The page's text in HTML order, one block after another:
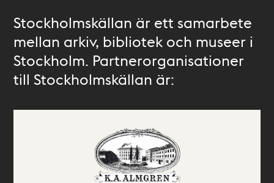
Stockholmskällan är ett samarbete
mellan arkiv, bibliotek och museer i
Stockholm. Partnerorganisationer
till Stockholmskällan är: